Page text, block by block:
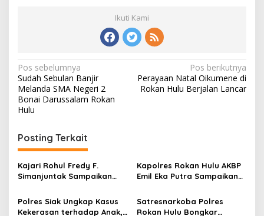
Ikuti Kami
Navigasi
pos
Pos sebelumnya
Sudah Sebulan Banjir
Melanda SMA Negeri 2
Bonai Darussalam Rokan
Hulu
Pos berikutnya
Perayaan Natal Oikumene di
Rokan Hulu Berjalan Lancar
Posting Terkait
Kajari Rohul Fredy F.
Simanjuntak Sampaikan
Riau ke-69
Kapolres Rokan Hulu AKBP
Emil Eka Putra Sampaikan
Wafatnya AIPTU Rinaldi
Polres Siak Ungkap Kasus
Kekerasan terhadap Anak,
Satresnarkoba Polres
Rokan Hulu Bongkar